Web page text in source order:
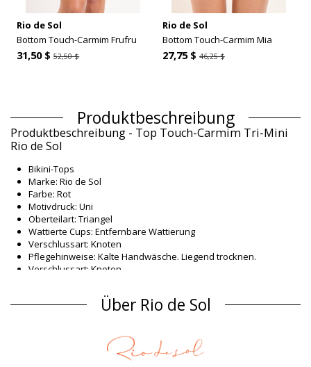
Rio de Sol
Bottom Touch-Carmim Frufru
31,50 $52,50 $
Rio de Sol
Bottom Touch-Carmim Mia
27,75 $ 46,25 $
Produktbeschreibung
Produktbeschreibung - Top Touch-Carmim Tri-Mini
Rio de Sol
Bikini-Tops
Marke: Rio de Sol
Farbe: Rot
Motivdruck: Uni
Oberteilart: Triangel
Wattierte Cups: Entfernbare Wattierung
Verschlussart: Knoten
Pflegehinweise: Kalte Handwäsche. Liegend trocknen.
Verschlussart: Knoten
Bikini-Tops Rot Rio de Sol
Material Oberstoff: 84% Biodegradable Nylon (AMNI SOUL ECO),
16% Spandex (LYCRA) - OEKO-TEX - Chlorine Resistant
Futter: 84% Biodegradable Nylon (AMNI SOUL ECO), 16%
Über Rio de Sol